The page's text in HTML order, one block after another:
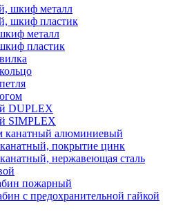
шкиф металл
шкиф пластик
металл
пластик
DUPLEX
SIMPLEX
канатный алюминиевый
покрытие цинк
нержавеющая сталь
пожарный
с предохранительной гайкой